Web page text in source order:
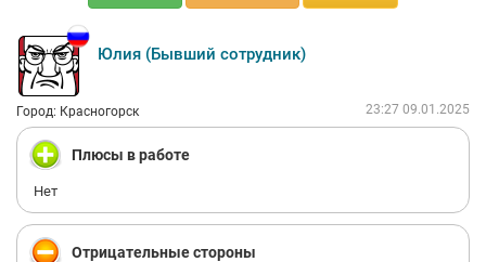
Юлия (Бывший сотрудник)
Город: Красногорск 23:27 09.01.2025
Плюсы в работе
Нет
Отрицательные стороны